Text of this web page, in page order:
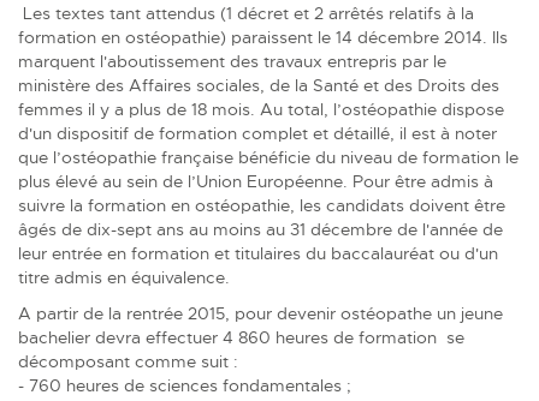
Les textes tant attendus (1 décret et 2 arrêtés relatifs à la
formation en ostéopathie) paraissent le 14 décembre 2014. Ils
marquent l'aboutissement des travaux entrepris par le
ministère des Affaires sociales, de la Santé et des Droits des
femmes il y a plus de 18 mois. Au total, l’ostéopathie dispose
d'un dispositif de formation complet et détaillé, il est à noter
que l’ostéopathie française bénéficie du niveau de formation le
plus élevé au sein de l’Union Européenne. Pour être admis à
suivre la formation en ostéopathie, les candidats doivent être
âgés de dix-sept ans au moins au 31 décembre de l'année de
leur entrée en formation et titulaires du baccalauréat ou d'un
titre admis en équivalence.
A partir de la rentrée 2015, pour devenir ostéopathe un jeune
bachelier devra effectuer 4 860 heures de formation se
décomposant comme suit :
- 760 heures de sciences fondamentales ;